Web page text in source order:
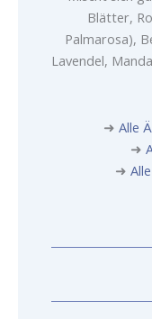
Blätter,
Palmarosa),
Lavendel,
➜ Alle
➜
➜